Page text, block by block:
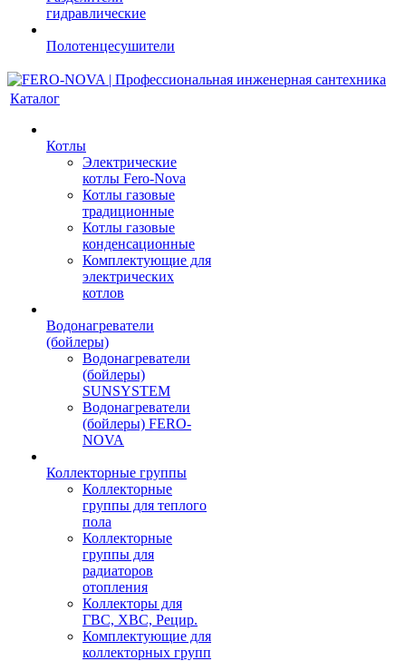
гидравлические
Полотенцесушители
Каталог
Котлы
Электрические
котлы Fero-Nova
Котлы газовые
традиционные
Котлы газовые
конденсационные
Комплектующие для
электрических
котлов
Водонагреватели
(бойлеры)
Водонагреватели
(бойлеры)
SUNSYSTEM
Водонагреватели
(бойлеры) FERO-
NOVA
Коллекторные группы
Коллекторные
группы для теплого
пола
Коллекторные
группы для
радиаторов
отопления
Коллекторы для
ГВС, ХВС, Рецир.
Комплектующие для
коллекторных групп